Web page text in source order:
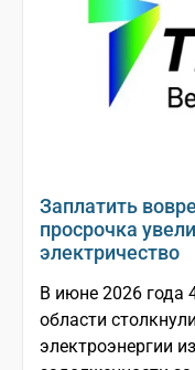
Заплатить
просрочка
электричество
В июне 2026 года
области
электроэнергии